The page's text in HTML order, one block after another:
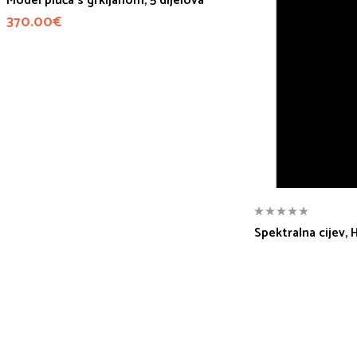
370.00€
Spektralna cijev,